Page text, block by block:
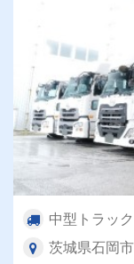
中型トラッ
茨城県石岡市